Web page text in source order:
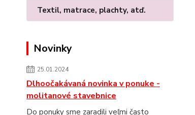
Textil, matrace, plachty, atď.
Novinky
25.01.2024
Dlhoočakávaná novinka v ponuke -
molitanové stavebnice
Do ponuky sme zaradili veľmi často